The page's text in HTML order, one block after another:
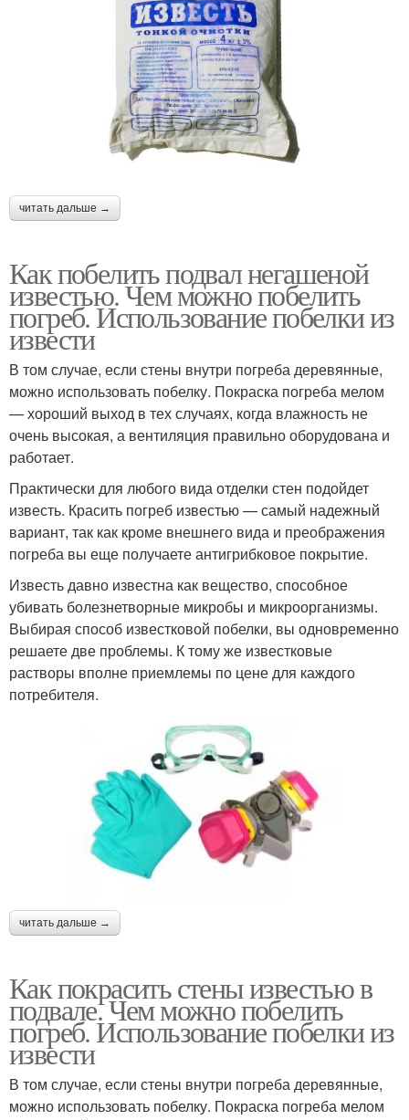
читать дальше →
Как побелить подвал негашеной
известью. Чем можно побелить
погреб. Использование побелки из
извести
В том случае, если стены внутри погреба деревянные,
можно использовать побелку. Покраска погреба мелом
— хороший выход в тех случаях, когда влажность не
очень высокая, а вентиляция правильно оборудована и
работает.
Практически для любого вида отделки стен подойдет
известь. Красить погреб известью — самый надежный
вариант, так как кроме внешнего вида и преображения
погреба вы еще получаете антигрибковое покрытие.
Известь давно известна как вещество, способное
убивать болезнетворные микробы и микроорганизмы.
Выбирая способ известковой побелки, вы одновременно
решаете две проблемы. К тому же известковые
растворы вполне приемлемы по цене для каждого
потребителя.
читать дальше →
Как покрасить стены известью в
подвале. Чем можно побелить
погреб. Использование побелки из
извести
В том случае, если стены внутри погреба деревянные,
можно использовать побелку. Покраска погреба мелом